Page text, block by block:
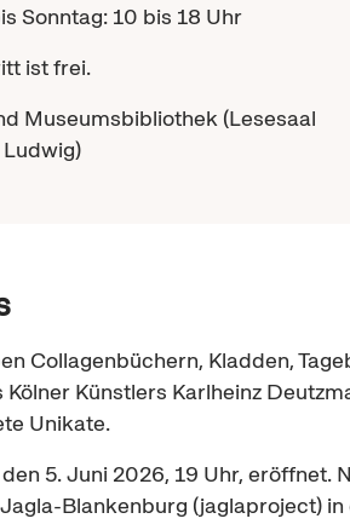
Sonntag: 10 bis 18 Uhr
ist frei.
Museumsbibliothek (Lesesaal
Collagenbüchern, Kladden,
Künstlers Karlheinz
Unikate.
5. Juni 2026, 19 Uhr,
Blankenburg (jaglaproject)